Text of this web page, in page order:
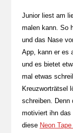
Junior liest am
malen kann. So
und das Nase
App, kann er es
und es bietet
mal etwas
Kreuzworträtsel
schreiben. Denn
motiviert ihn das
diese Neon